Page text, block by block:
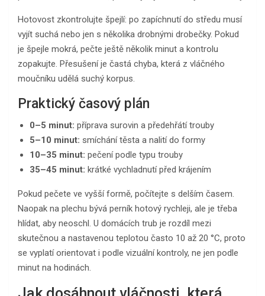
Hotovost zkontrolujte špejlí: po zapíchnutí do středu musí
vyjít suchá nebo jen s několika drobnými drobečky. Pokud
je špejle mokrá, pečte ještě několik minut a kontrolu
zopakujte. Přesušení je častá chyba, která z vláčného
moučníku udělá suchý korpus.
Praktický časový plán
0–5 minut: příprava surovin a předehřátí trouby
5–10 minut: smíchání těsta a nalití do formy
10–35 minut: pečení podle typu trouby
35–45 minut: krátké vychladnutí před krájením
Pokud pečete ve vyšší formě, počítejte s delším časem.
Naopak na plechu bývá perník hotový rychleji, ale je třeba
hlídat, aby neoschl. U domácích trub je rozdíl mezi
skutečnou a nastavenou teplotou často 10 až 20 °C, proto
se vyplatí orientovat i podle vizuální kontroly, ne jen podle
minut na hodinách.